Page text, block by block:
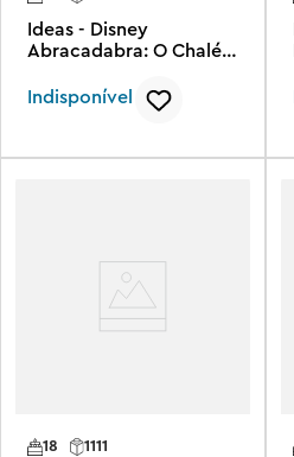
Ideas - Disney
Abracadabra: O Chalé
Indisponível
18 1111